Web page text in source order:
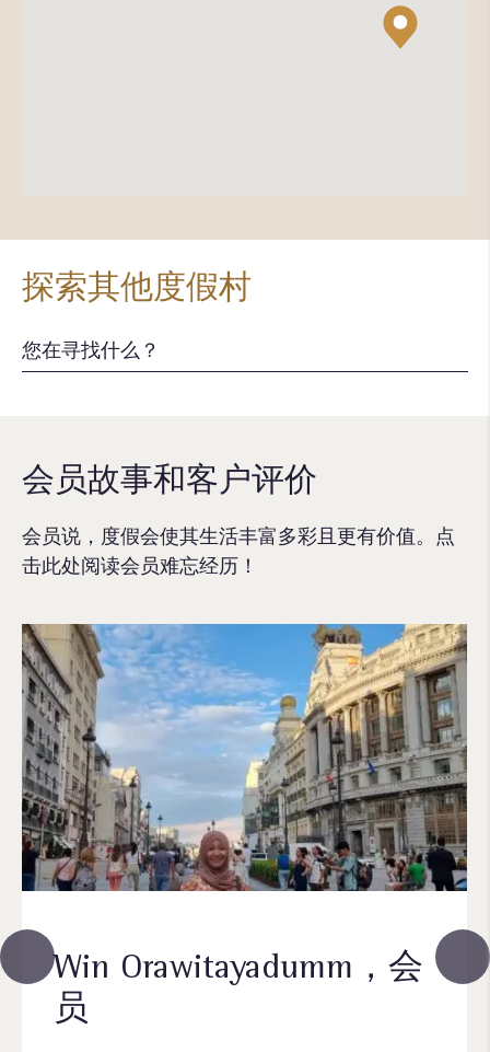
探索其他度假村
Win Orawitayadumm，会
员
会员故事和客户评价
会员说，度假会使其生活丰富多彩且更有价值。点
击此处阅读会员难忘经历！